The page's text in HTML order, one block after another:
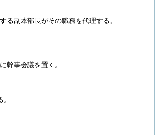
る副本部長がその職務を代理する。
幹事会議を置く。